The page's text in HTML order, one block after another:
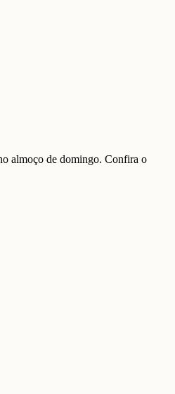
almoço de domingo. Confira o